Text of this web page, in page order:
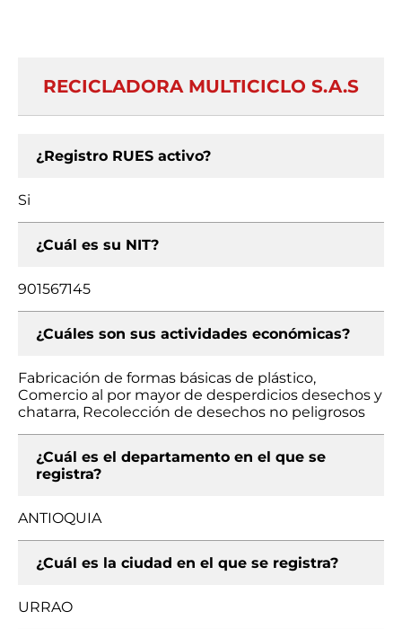
RECICLADORA MULTICICLO S.A.S
¿Registro RUES activo?
Si
¿Cuál es su NIT?
901567145
¿Cuáles son sus actividades económicas?
Fabricación de formas básicas de plástico,
Comercio al por mayor de desperdicios desechos y
chatarra, Recolección de desechos no peligrosos
¿Cuál es el departamento en el que se
registra?
ANTIOQUIA
¿Cuál es la ciudad en el que se registra?
URRAO